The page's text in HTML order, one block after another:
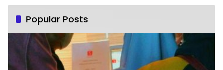
Popular Posts